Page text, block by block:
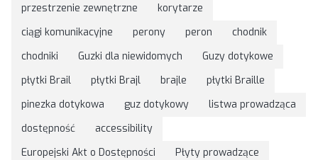
przestrzenie zewnętrzne
korytarze
ciągi komunikacyjne
perony peron
chodnik
chodniki
Guzki dla niewidomych
Guzy dotykowe
płytki Brail
płytki Brajl brajle
płytki Braille
pinezka dotykowa
guz dotykowy
listwa prowadząca
dostępność
accessibility
Europejski Akt o Dostępności
Płyty prowadzące